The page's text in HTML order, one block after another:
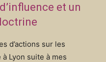
et un
d’actions sur les
Lyon suite à mes